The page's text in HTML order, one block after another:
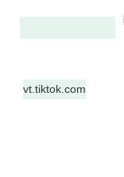
vt.tiktok.com